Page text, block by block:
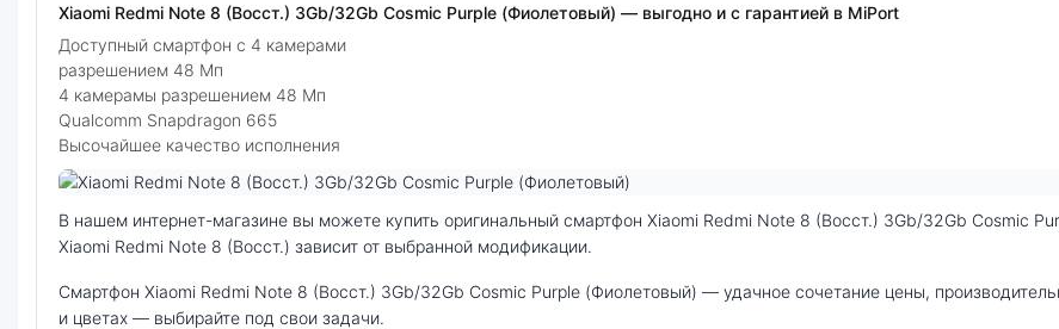
Xiaomi Redmi Note 8 (Восст.) 3Gb/32Gb Cosmic Purple (Фиолетовый) — выгодно и с гарантией в MiPort
Доступный смартфон с 4 камерами
разрешением 48 Мп
4 камерамы разрешением 48 Мп
Qualcomm Snapdragon 665
Высочайшее качество исполнения
В нашем интернет-магазине вы можете купить оригинальный смартфон Xiaomi Redmi Note 8 (Восст.) 3Gb/32Gb Cosmic Purple (Фиолетовый) по выгодной цене. Стоимость смартфона
Xiaomi Redmi Note 8 (Восст.) зависит от выбранной модификации.
смартфон Xiaomi Redmi Note 8 (Восст.) 3Gb/32Gb Cosmic Purple (Фиолетовый) — удачное сочетание цены, производительности и дизайна. Модель доступна в разных конфигурациях
и цветах — выбирайте под свои задачи.